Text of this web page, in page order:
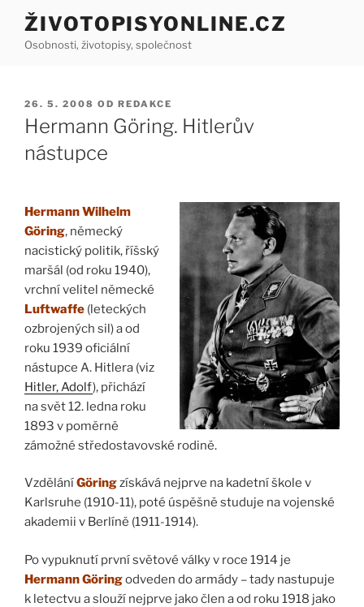
Přejít
obsahu
ŽIVOTOPISYONLINE.CZ
Osobnosti, životopisy, společnost
PUBLIKOVÁNO
26. 5. 2008 OD REDAKCE
Hermann Göring. Hitlerův
nástupce
Hermann Wilhelm
Göring, německý
nacistický politik, říšský
maršál (od roku 1940),
vrchní velitel německé
Luftwaffe (leteckých
ozbrojených sil) a od
roku 1939 oficiální
nástupce A. Hitlera (viz
Hitler, Adolf), přichází
na svět 12. ledna roku
1893 v poměrně
zámožné středostavovské rodině.
VzděláníGöringzískává nejprve na kadetní škole v
Karlsruhe (1910-11), poté úspěšně studuje na vojenské
akademii v Berlíně (1911-1914).
Po vypuknutí první světové války v roce 1914 je
Hermann Göringodveden do armády – tady nastupuje
k letectvu a slouží nejprve jako člen a od roku 1918 jako